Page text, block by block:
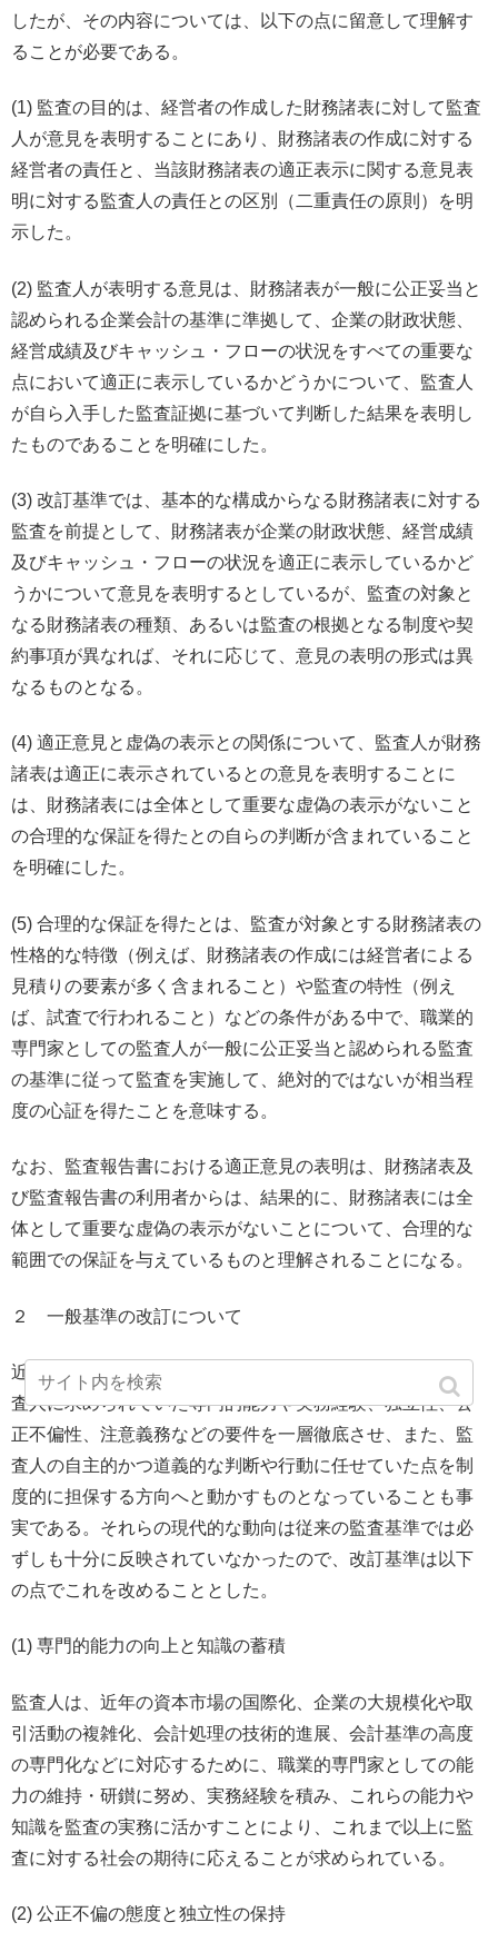
したが、その内容については、以下の点に留意して理解す
ることが必要である。
(1) 監査の目的は、経営者の作成した財務諸表に対して監査
人が意見を表明することにあり、財務諸表の作成に対する
経営者の責任と、当該財務諸表の適正表示に関する意見表
明に対する監査人の責任との区別（二重責任の原則）を明
示した。
(2) 監査人が表明する意見は、財務諸表が一般に公正妥当と
認められる企業会計の基準に準拠して、企業の財政状態、
経営成績及びキャッシュ・フローの状況をすべての重要な
点において適正に表示しているかどうかについて、監査人
が自ら入手した監査証拠に基づいて判断した結果を表明し
たものであることを明確にした。
(3) 改訂基準では、基本的な構成からなる財務諸表に対する
監査を前提として、財務諸表が企業の財政状態、経営成績
及びキャッシュ・フローの状況を適正に表示しているかど
うかについて意見を表明するとしているが、監査の対象と
なる財務諸表の種類、あるいは監査の根拠となる制度や契
約事項が異なれば、それに応じて、意見の表明の形式は異
なるものとなる。
(4) 適正意見と虚偽の表示との関係について、監査人が財務
諸表は適正に表示されているとの意見を表明することに
は、財務諸表には全体として重要な虚偽の表示がないこと
の合理的な保証を得たとの自らの判断が含まれていること
を明確にした。
(5) 合理的な保証を得たとは、監査が対象とする財務諸表の
性格的な特徴（例えば、財務諸表の作成には経営者による
見積りの要素が多く含まれること）や監査の特性（例え
ば、試査で行われること）などの条件がある中で、職業的
専門家としての監査人が一般に公正妥当と認められる監査
の基準に従って監査を実施して、絶対的ではないが相当程
度の心証を得たことを意味する。
なお、監査報告書における適正意見の表明は、財務諸表及
び監査報告書の利用者からは、結果的に、財務諸表には全
体として重要な虚偽の表示がないことについて、合理的な
範囲での保証を与えているものと理解されることになる。
２ 一般基準の改訂について
近年の監査を巡る環境の変化は、従来の一般基準により監
査人に求められていた専門的能力や実務経験、独立性、公
正不偏性、注意義務などの要件を一層徹底させ、また、監
査人の自主的かつ道義的な判断や行動に任せていた点を制
度的に担保する方向へと動かすものとなっていることも事
実である。それらの現代的な動向は従来の監査基準では必
ずしも十分に反映されていなかったので、改訂基準は以下
の点でこれを改めることとした。
(1) 専門的能力の向上と知識の蓄積
監査人は、近年の資本市場の国際化、企業の大規模化や取
引活動の複雑化、会計処理の技術的進展、会計基準の高度
の専門化などに対応するために、職業的専門家としての能
力の維持・研鑚に努め、実務経験を積み、これらの能力や
知識を監査の実務に活かすことにより、これまで以上に監
査に対する社会の期待に応えることが求められている。
(2) 公正不偏の態度と独立性の保持